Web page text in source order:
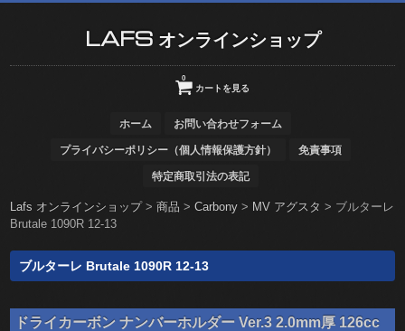
LAFS オンラインショップ
カートを見る
0
ホーム お問い合わせフォーム
プライバシーポリシー（個人情報保護方針） 免責事項
特定商取引法の表記
Lafs オンラインショップ>商品 >Carbony > MV アグスタ > ブルターレ
Brutale 1090R 12-13
ブルターレ Brutale 1090R 12-13
ドライカーボン ナンバーホルダー Ver.3 2.0mm厚 126cc